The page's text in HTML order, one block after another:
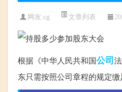
网友:cg 文章列表
根据《中华人民共和国公司
东只需按照公司章程的规定